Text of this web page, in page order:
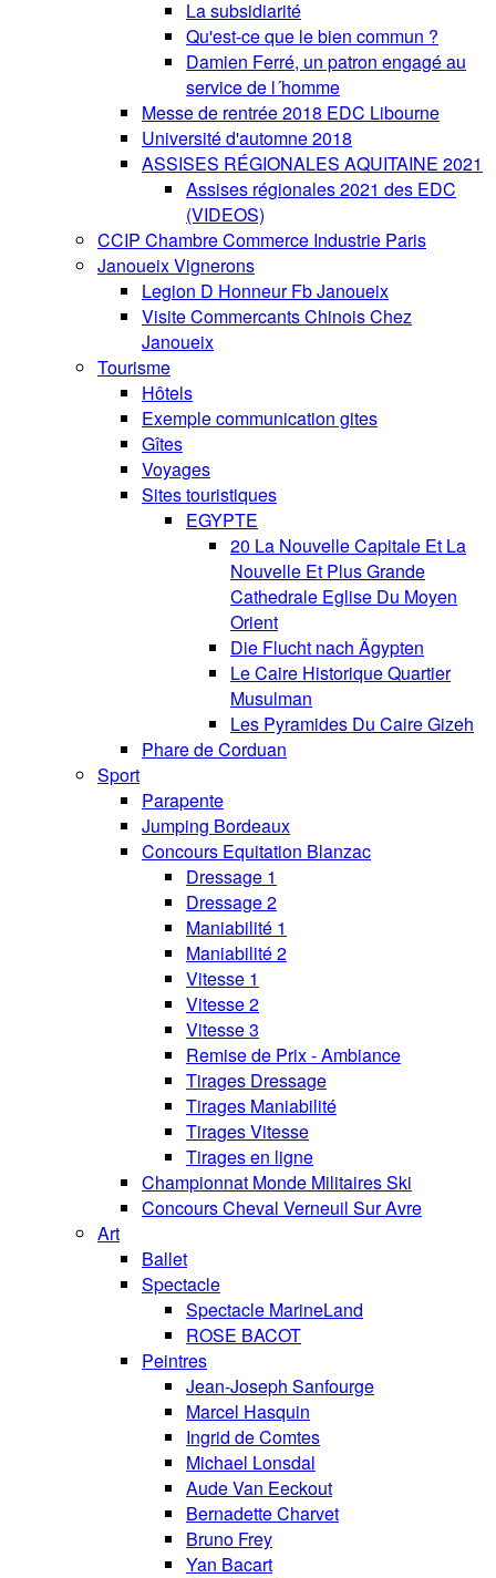
La subsidiarité
Qu'est-ce que le bien commun ?
Damien Ferré, un patron engagé au
service de l´homme
Messe de rentrée 2018 EDC Libourne
Université d'automne 2018
ASSISES RÉGIONALES AQUITAINE 2021
Assises régionales 2021 des EDC
(VIDEOS)
CCIP Chambre Commerce Industrie Paris
Janoueix Vignerons
Legion D Honneur Fb Janoueix
Visite Commercants Chinois Chez
Janoueix
Tourisme
Hôtels
Exemple communication gites
Gîtes
Voyages
Sites touristiques
EGYPTE
20 La Nouvelle Capitale Et La
Nouvelle Et Plus Grande
Cathedrale Eglise Du Moyen
Orient
Die Flucht nach Ägypten
Le Caire Historique Quartier
Musulman
Les Pyramides Du Caire Gizeh
Phare de Corduan
Sport
Parapente
Jumping Bordeaux
Concours Equitation Blanzac
Dressage 1
Dressage 2
Maniabilité 1
Maniabilité 2
Vitesse 1
Vitesse 2
Vitesse 3
Remise de Prix - Ambiance
Tirages Dressage
Tirages Maniabilité
Tirages Vitesse
Tirages en ligne
Championnat Monde Militaires Ski
Concours Cheval Verneuil Sur Avre
Art
Ballet
Spectacle
Spectacle MarineLand
ROSE BACOT
Peintres
Jean-Joseph Sanfourge
Marcel Hasquin
Ingrid de Comtes
Michael Lonsdal
Aude Van Eeckout
Bernadette Charvet
Bruno Frey
Yan Bacart